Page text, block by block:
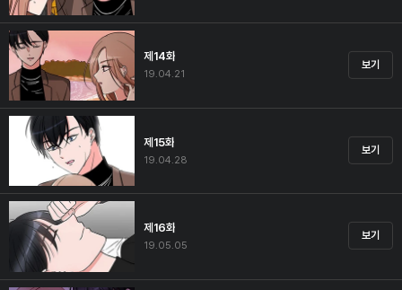
제14화
19.04.21
보기
제15화
19.04.28
보기
제16화
19.05.05
보기